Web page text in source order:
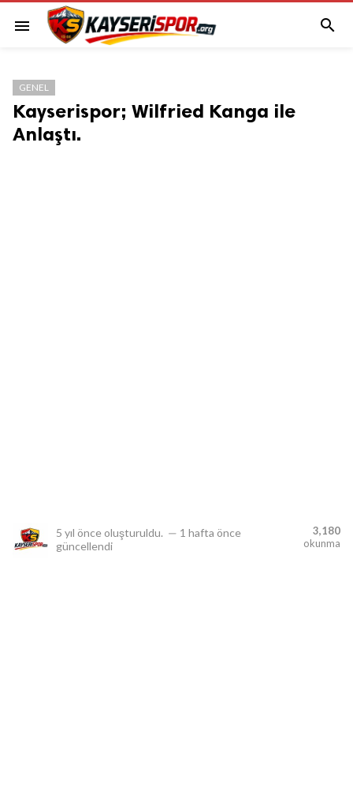
menu 
GENEL
Kayserispor; Wilfried Kanga ile
Anlaştı.
5 yıl önce oluşturuldu. — 1 hafta önce
güncellendi
3,180
okunma